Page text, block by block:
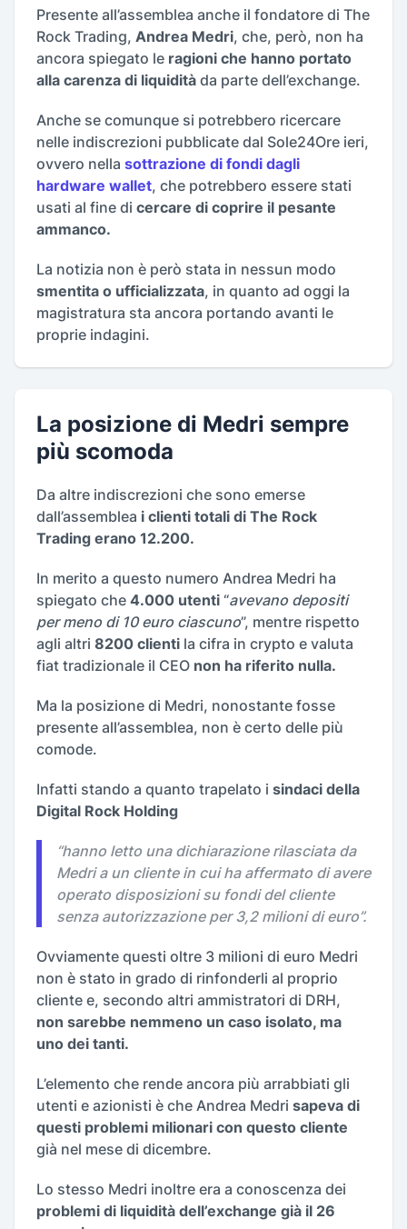
Presente all’assemblea anche il fondatore di The
Rock Trading, Andrea Medri, che, però, non ha
ancora spiegato le ragioni che hanno portato
alla carenza di liquidità da parte dell’exchange.
Anche se comunque si potrebbero ricercare
nelle indiscrezioni pubblicate dal Sole24Ore ieri,
ovvero nella sottrazione di fondi dagli
hardware wallet, che potrebbero essere stati
usati al fine di cercare di coprire il pesante
ammanco.
La notizia non è però stata in nessun modo
smentita o ufficializzata, in quanto ad oggi la
magistratura sta ancora portando avanti le
proprie indagini.
La posizione di Medri sempre
più scomoda
Da altre indiscrezioni che sono emerse
dall’assemblea i clienti totali di The Rock
Trading erano 12.200.
In merito a questo numero Andrea Medri ha
spiegato che 4.000 utenti “avevano depositi
per meno di 10 euro ciascuno”, mentre rispetto
agli altri 8200 clienti la cifra in crypto e valuta
fiat tradizionale il CEO non ha riferito nulla.
Ma la posizione di Medri, nonostante fosse
presente all’assemblea, non è certo delle più
comode.
Infatti stando a quanto trapelato i sindaci della
Digital Rock Holding
“hanno letto una dichiarazione rilasciata da
Medri a un cliente in cui ha affermato di avere
operato disposizioni su fondi del cliente
senza autorizzazione per 3,2 milioni di euro”.
Ovviamente questi oltre 3 milioni di euro Medri
non è stato in grado di rinfonderli al proprio
cliente e, secondo altri ammistratori di DRH,
non sarebbe nemmeno un caso isolato, ma
uno dei tanti.
L’elemento che rende ancora più arrabbiati gli
utenti e azionisti è che Andrea Medri sapeva di
questi problemi milionari con questo cliente
già nel mese di dicembre.
Lo stesso Medri inoltre era a conoscenza dei
problemi di liquidità dell’exchange già il 26